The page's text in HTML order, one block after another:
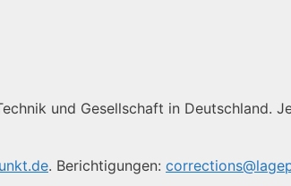
und Gesellschaft in Deutschland.
. Berichtigungen: